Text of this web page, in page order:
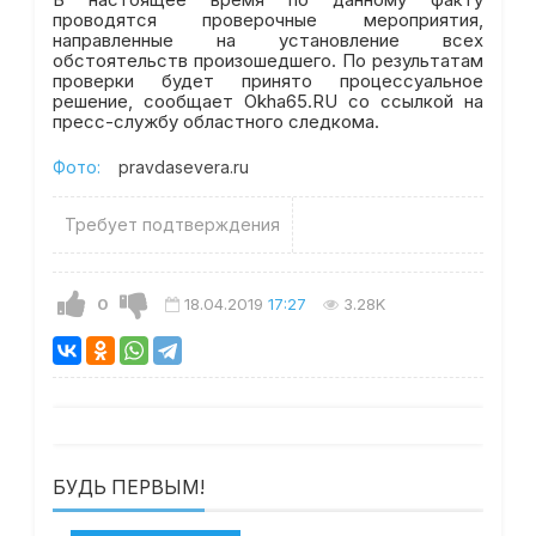
проводятся проверочные мероприятия,
направленные на установление всех
обстоятельств произошедшего. По результатам
проверки будет принято процессуальное
решение, сообщает Okha65.RU со ссылкой на
пресс-службу областного следкома.
Фото: pravdasevera.ru
Требует подтверждения
0 18.04.2019 17:27 3.28K
БУДЬ ПЕРВЫМ!